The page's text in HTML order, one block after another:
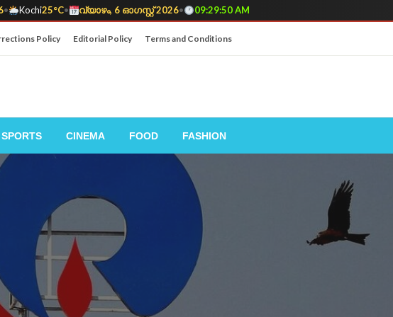
• Kochi25°C• വ്യാഴം, 6 ഓഗസ്റ്റ് 2026• 09:29:51 AM
Policy Editorial Policy Terms and Conditions
SPORTS CINEMA FOOD FASHION